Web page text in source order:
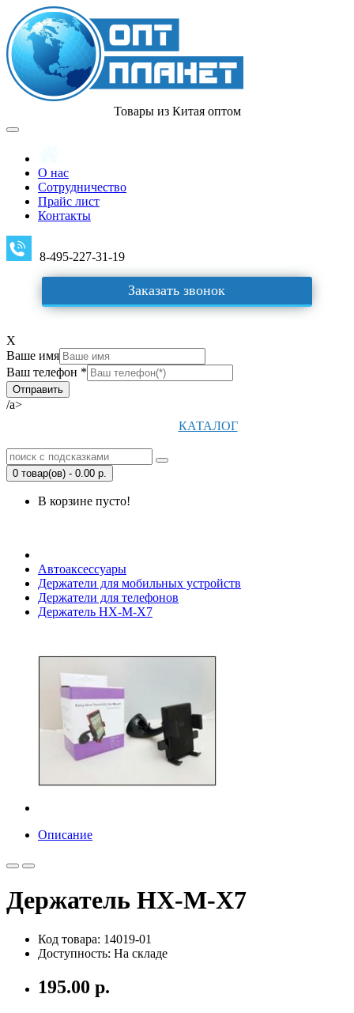
Товары из Китая оптом
О нас
Сотрудничество
Прайс лист
Контакты
8-495-227-31-19
Заказать звонок
X
Ваше имя
Ваш телефон *
/a>
КАТАЛОГ
0 товар(ов) - 0.00 р.
В корзине пусто!
Автоаксессуары
Держатели для мобильных устройств
Держатели для телефонов
Держатель HX-M-X7
Описание
Держатель HX-M-X7
Код товара: 14019-01
Доступность: На складе
195.00 р.